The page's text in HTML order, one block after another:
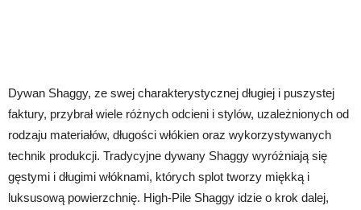
Dywan Shaggy, ze swej charakterystycznej długiej i puszystej
faktury, przybrał wiele różnych odcieni i stylów, uzależnionych od
rodzaju materiałów, długości włókien oraz wykorzystywanych
technik produkcji. Tradycyjne dywany Shaggy wyróżniają się
gęstymi i długimi włóknami, których splot tworzy miękką i
luksusową powierzchnię. High-Pile Shaggy idzie o krok dalej,